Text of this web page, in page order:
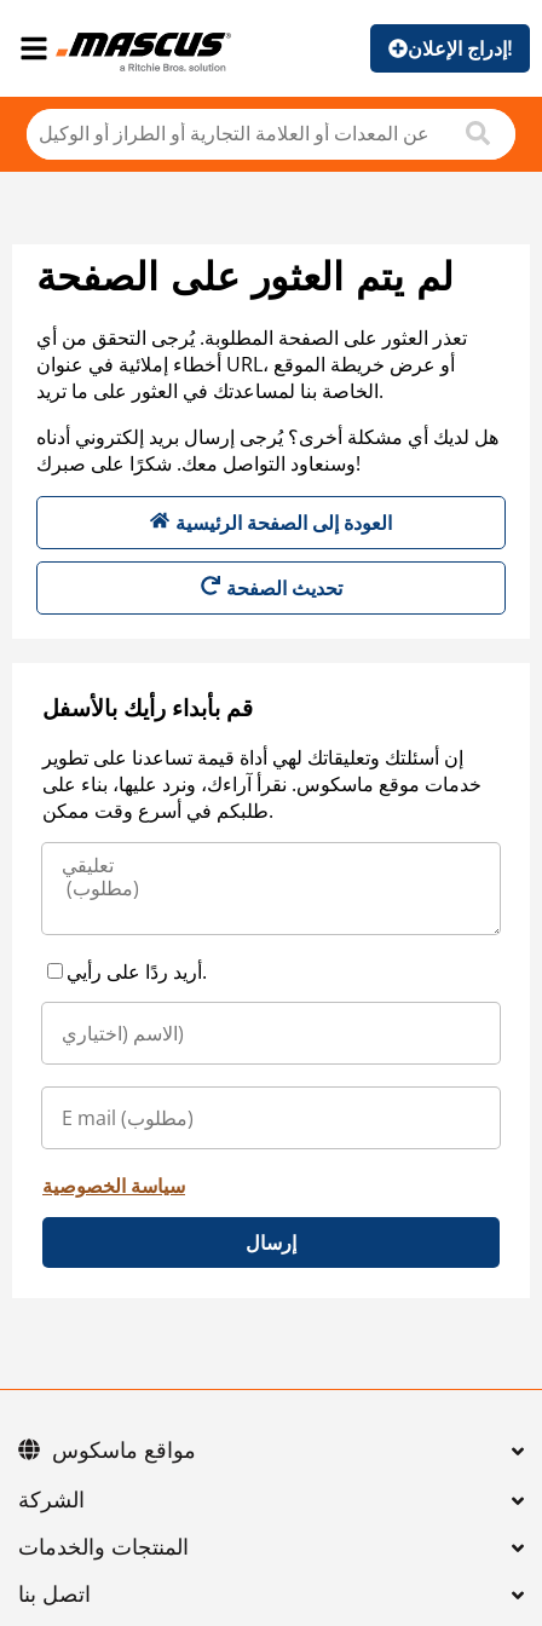
إدراج الإعلان!
لم يتم العثور على الصفحة
تعذر العثور على الصفحة المطلوبة. يُرجى التحقق من أي
أخطاء إملائية في عنوان URL، أو عرض خريطة الموقع
الخاصة بنا لمساعدتك في العثور على ما تريد.
هل لديك أي مشكلة أخرى؟ يُرجى إرسال بريد إلكتروني أدناه
وسنعاود التواصل معك. شكرًا على صبرك!
العودة إلى الصفحة الرئيسية
تحديث الصفحة
قم بأبداء رأيك بالأسفل
إن أسئلتك وتعليقاتك لهي أداة قيمة تساعدنا على تطوير
خدمات موقع ماسكوس. نقرأ آراءك، ونرد عليها، بناء على
طلبكم في أسرع وقت ممكن.
أريد ردًا على رأيي.
سياسة الخصوصية
إرسال
اتصل بنا
مواقع ماسكوس